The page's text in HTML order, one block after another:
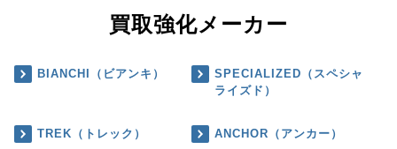
買取強化メーカー
BIANCHI（ビアンキ）
SPECIALIZED（スペシャ
ライズド）
TREK（トレック） ANCHOR（アンカー）